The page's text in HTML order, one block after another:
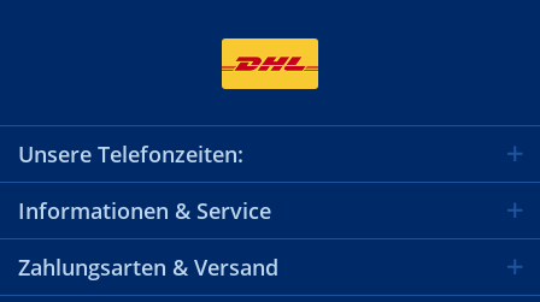
Unsere Telefonzeiten:
Informationen & Service
Zahlungsarten & Versand